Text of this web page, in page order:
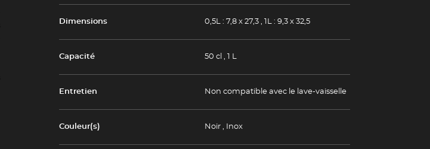
Dimensions 0,5L : 7,8 x 27,3 , 1L : 9,3 x 32,5
Capacité 50 cl , 1 L
Entretien Non compatible avec le lave-vaisselle
Couleur(s) Noir , Inox